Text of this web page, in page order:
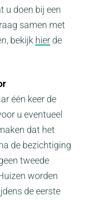
u doen bij een
samen met
, bekijk hier de
één keer de
u eventueel
dat het
de bezichtiging
tweede
worden
de eerste